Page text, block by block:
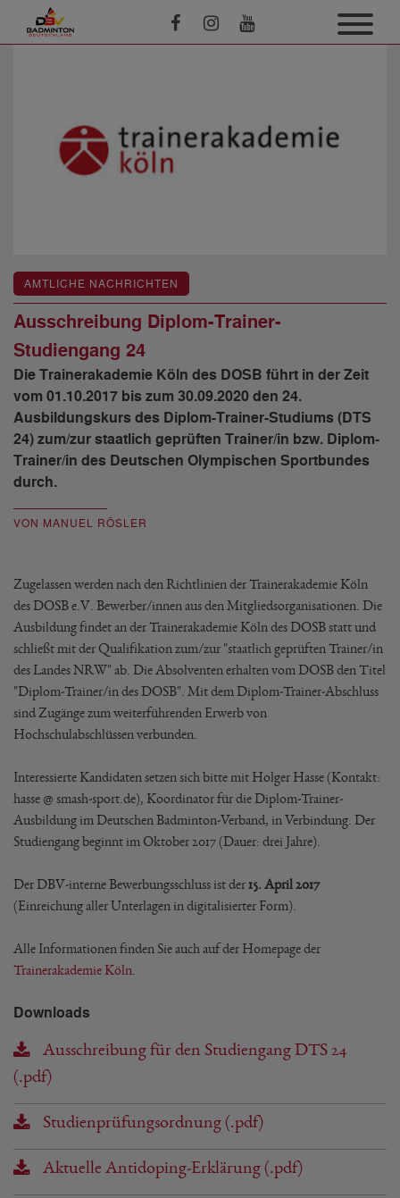
AMTLICHE NACHRICHTEN
Ausschreibung Diplom-Trainer-
Studiengang 24
Die Trainerakademie Köln des DOSB führt in der Zeit
vom 01.10.2017 bis zum 30.09.2020 den 24.
Ausbildungskurs des Diplom-Trainer-Studiums (DTS
24) zum/zur staatlich geprüften Trainer/in bzw. Diplom-
Trainer/in des Deutschen Olympischen Sportbundes
durch.
VON MANUEL RÖSLER
Zugelassen werden nach den Richtlinien der Trainerakademie Köln
des DOSB e.V. Bewerber/innen aus den Mitgliedsorganisationen. Die
Ausbildung findet an der Trainerakademie Köln des DOSB statt und
schließt mit der Qualifikation zum/zur "staatlich geprüften Trainer/in
des Landes NRW" ab. Die Absolventen erhalten vom DOSB den Titel
"Diplom-Trainer/in des DOSB". Mit dem Diplom-Trainer-Abschluss
sind Zugänge zum weiterführenden Erwerb von
Hochschulabschlüssen verbunden.
Interessierte Kandidaten setzen sich bitte mit Holger Hasse (Kontakt:
hasse @ smash-sport.de), Koordinator für die Diplom-Trainer-
Ausbildung im Deutschen Badminton-Verband, in Verbindung. Der
Studiengang beginnt im Oktober 2017 (Dauer: drei Jahre).
Der DBV-interne Bewerbungsschluss ist der15. April 2017
(Einreichung aller Unterlagen in digitalisierter Form).
Alle Informationen finden Sie auch auf der Homepage der
Trainerakademie Köln
Downloads
Ausschreibung für den Studiengang DTS 24
(.pdf)
Studienprüfungsordnung (.pdf)
Aktuelle Antidoping-Erklärung (.pdf)